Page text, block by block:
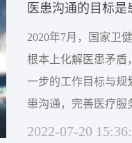
医患沟通的目标
2020年7月，国家卫
根本上化解医患矛盾
一步的工作目标与规
患沟通，完善医疗服
患沟通；三、是强化
2022-07-20